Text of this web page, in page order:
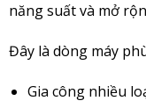
năng suất và mở
Đây là dòng máy
Gia công nhiều